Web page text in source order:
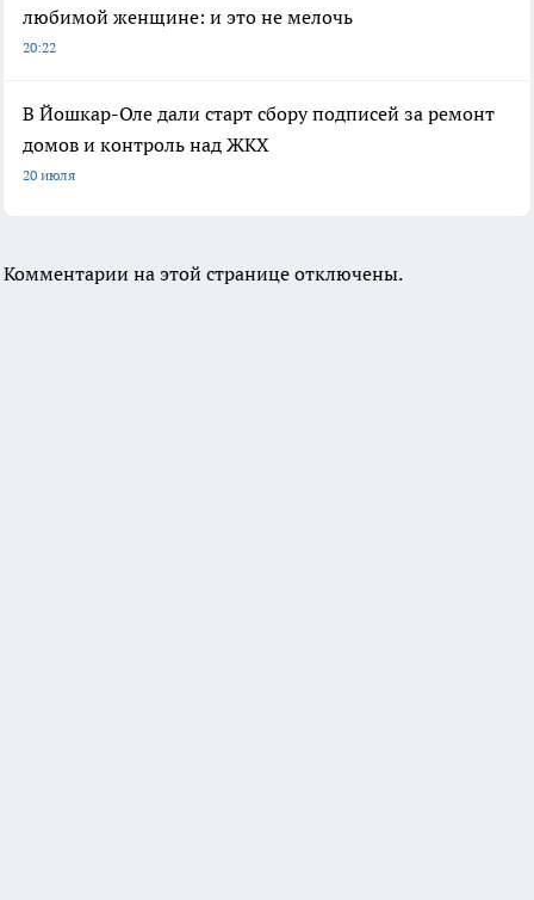
любимой женщине: и это не мелочь
20:22
В Йошкар-Оле дали старт сбору подписей за ремонт
домов и контроль над ЖКХ
20 июля
Комментарии на этой странице отключены.